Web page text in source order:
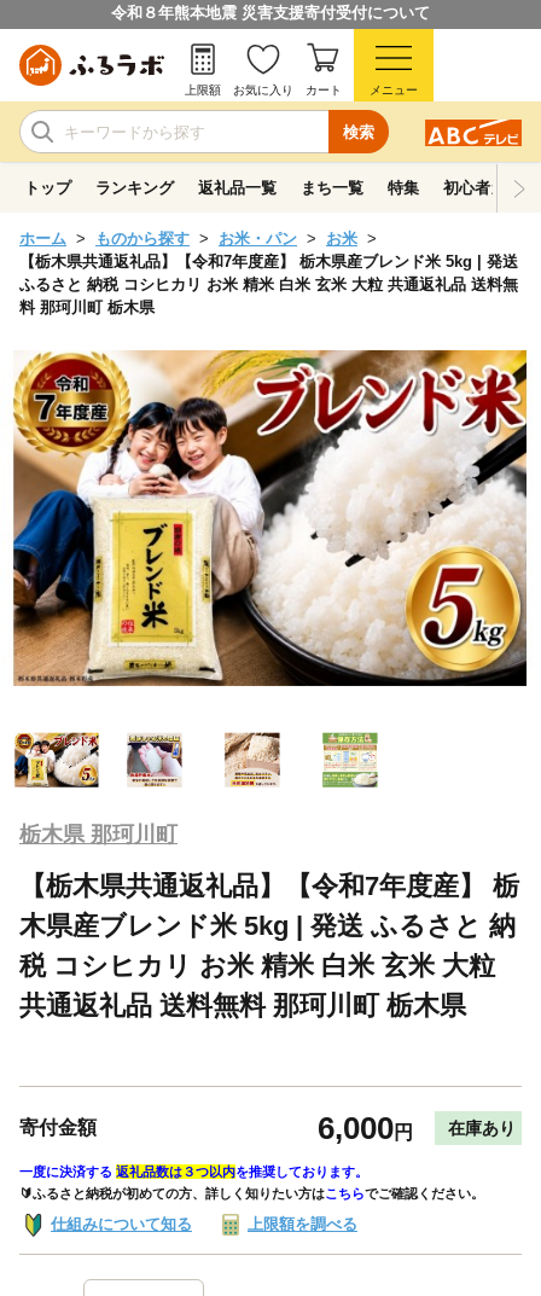
令和８年熊本地震 災害支援寄付受付について
検索
上限額 お気に入り カート メニュー
トップ ランキング 返礼品一覧 まち一覧 特集 初心者ガイド
ホーム ものから探す お米・パン
お米
【栃木県共通返礼品】【令和7年度産】 栃木県産ブレンド米 5kg | 発送
ふるさと 納税 コシヒカリ お米 精米 白米 玄米 大粒 共通返礼品 送料無
料 那珂川町 栃木県
栃木県 那珂川町
【栃木県共通返礼品】【令和7年度産】 栃
木県産ブレンド米 5kg | 発送 ふるさと 納
税 コシヒカリ お米 精米 白米 玄米 大粒
共通返礼品 送料無料 那珂川町 栃木県
寄付金額 6,000円 在庫あり
一度に決済する 返礼品数は３つ以内を推奨しております。
🔰ふるさと納税が初めての方、詳しく知りたい方はこちらでご確認ください。
仕組みについて知る 上限額を調べる